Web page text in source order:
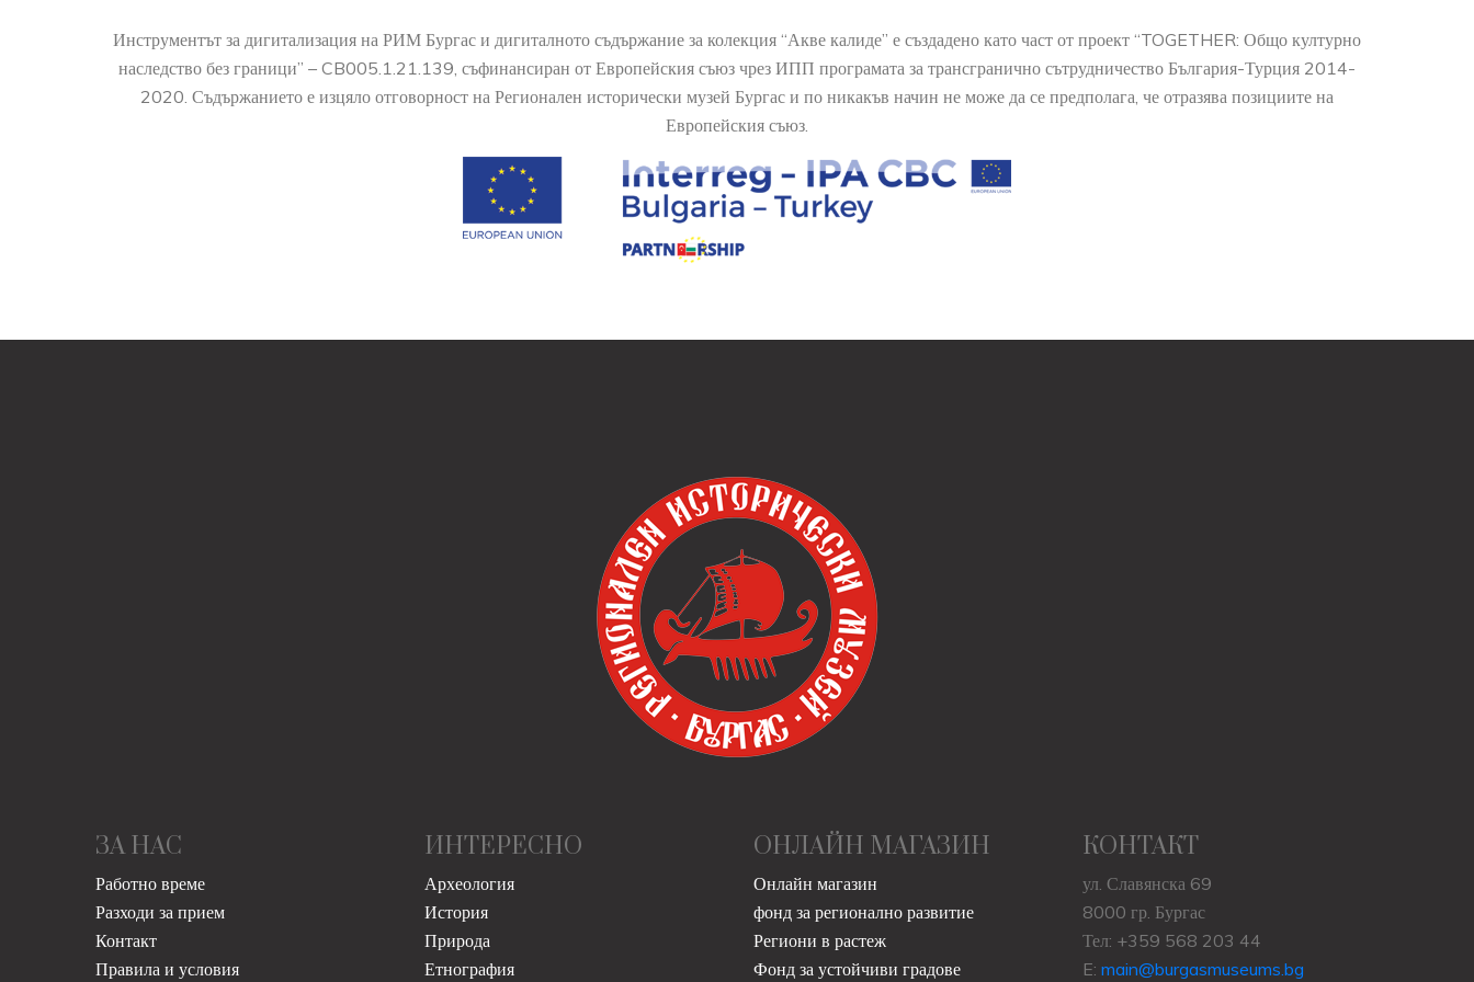
Инструментът за дигитализация на РИМ Бургас и дигиталното съдържание за колекция “Акве калиде” е създадено като част от проект “TOGETHER: Общо културно
наследство без граници” – CB005.1.21.139, съфинансиран от Европейския съюз чрез ИПП програмата за трансгранично сътрудничество България-Турция 2014-
2020. Съдържанието е изцяло отговорност на Регионален исторически музей Бургас и по никакъв начин не може да се предполага, че отразява позициите на
Европейския съюз.
ЗА НАС
Работно време
Разходи за прием
Контакт
Правила и условия
ИНТЕРЕСНО
Археология
История
Природа
Етнография
ОНЛАЙН МАГАЗИН
Онлайн магазин
фонд за регионално развитие
Региони в растеж
Фонд за устойчиви градове
КОНТАКТ
ул. Славянска 69
8000 гр. Бургас
Тел: +359 568 203 44
E: main@burgasmuseums.bg